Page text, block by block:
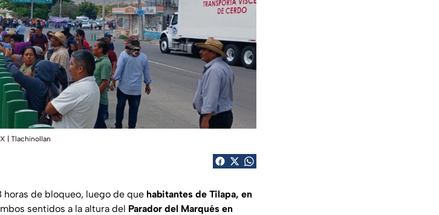
| Tlachinollan
horas de bloqueo, luego de que habitantes de Tilapa, en
sentidos a la altura del Parador del Marqués en